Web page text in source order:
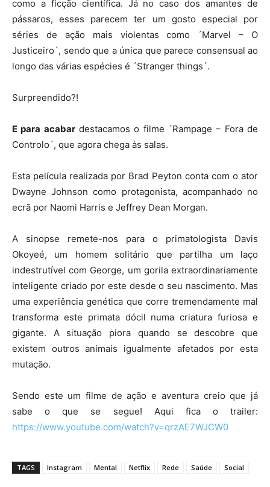
como a ficção científica. Já no caso dos amantes de
pássaros, esses parecem ter um gosto especial por
séries de ação mais violentas como ´Marvel – O
Justiceiro´, sendo que a única que parece consensual ao
longo das várias espécies é ´Stranger things´.
Surpreendido?!
E para acabardestacamos o filme ´Rampage – Fora de
Controlo´, que agora chega às salas.
Esta película realizada por Brad Peyton conta com o ator
Dwayne Johnson como protagonista, acompanhado no
ecrã por Naomi Harris e Jeffrey Dean Morgan.
A sinopse remete-nos para o primatologista Davis
Okoyeé, um homem solitário que partilha um laço
indestrutível com George, um gorila extraordinariamente
inteligente criado por este desde o seu nascimento. Mas
uma experiência genética que corre tremendamente mal
transforma este primata dócil numa criatura furiosa e
gigante. A situação piora quando se descobre que
existem outros animais igualmente afetados por esta
mutação.
Sendo este um filme de ação e aventura creio que já
sabe o que se segue! Aqui fica o trailer:
https://www.youtube.com/watch?v=qrzAE7WJCW0
TAGS Instagram Mental Netflix Rede Saúde Social